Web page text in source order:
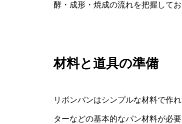
酵・成形・焼成の流れを把握して
材料と道具の準備
リボンパンはシンプルな材料で作
ターなどの基本的なパン材料が必